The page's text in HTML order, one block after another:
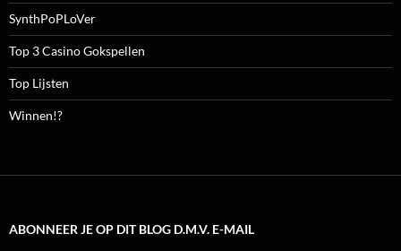
SynthPoPLoVer
Top 3 Casino Gokspellen
Top Lijsten
Winnen!?
ABONNEER JE OP DIT BLOG D.M.V. E-MAIL